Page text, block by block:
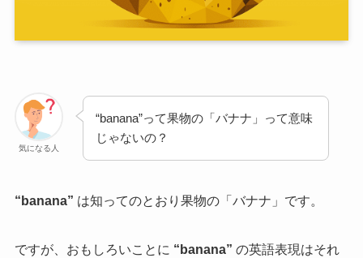
気になる人
“banana”って果物の「バナナ」って意味
じゃないの？
“banana” は知ってのとおり果物の「バナナ」です。
ですが、おもしろいことに “banana” の英語表現はそれ